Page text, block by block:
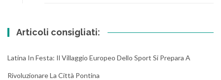
Articoli consigliati:
Latina In Festa: Il Villaggio Europeo Dello Sport Si Prepara A
Rivoluzionare La Città Pontina